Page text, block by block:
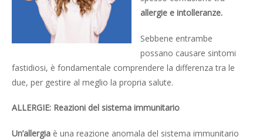
allergie e intolleranze.
Sebbene entrambe
possano causare sintomi
fastidiosi, è fondamentale comprendere la differenza tra le
due, per gestire al meglio la propria salute.
ALLERGIE: Reazioni del sistema immunitario
Un’allergia è una reazione anomala del sistema immunitario